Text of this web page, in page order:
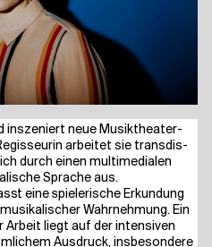
insze­niert neue Musik­thea­ter­
arbei­tet sie trans­dis­
durch einen mul­ti­me­dia­len
Spra­che aus.
eine spie­le­ri­sche Erkun­dung
Wahr­neh­mung. Ein
Arbeit liegt auf der inten­si­ven
Aus­druck, ins­be­son­de­re